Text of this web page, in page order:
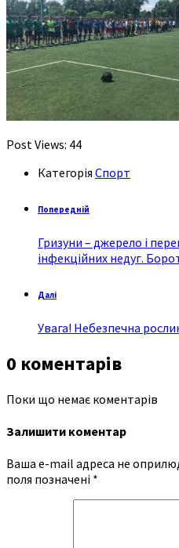
Post Views: 44
Категорія Спорт
Попередній
Гризуни – джерело і
інфекційних недуг.
Далі
Увага! Небезпечна
0 коментарів
Поки що немає коментарів
Залишити коментар
Ваша e-mail адреса не
поля позначені *